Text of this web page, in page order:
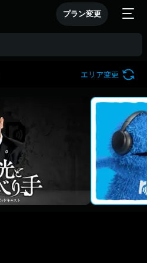
プラン変更
エリア変更